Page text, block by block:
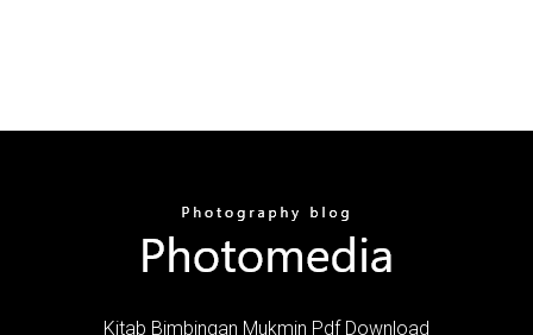
Kitab Bimbingan Mukmin Pdf Download